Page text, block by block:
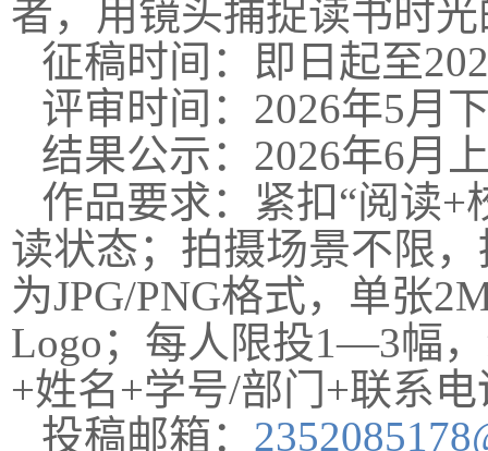
者，用镜头捕捉读书时
征稿时间：即日起至
评审时间：2026年5月
结果公示：2026年6月
作品要求：紧扣“阅读
读状态；拍摄场景不限
为JPG/PNG格式，单张
Logo；每人限投1—3幅
+姓名+学号/部门+联系
投稿邮箱：